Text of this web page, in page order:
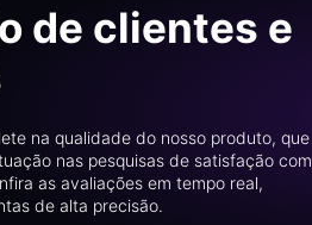
de clientes e
na qualidade do nosso produto, que
nas pesquisas de satisfação com
as avaliações em tempo real,
de alta precisão.